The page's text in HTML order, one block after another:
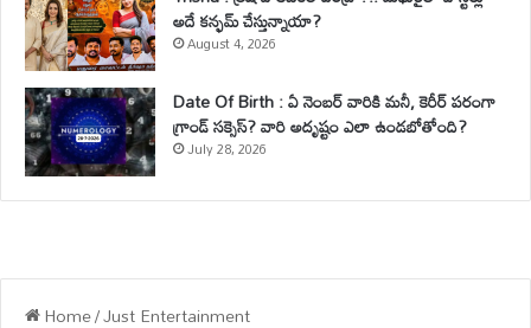
అదే కన్ఫమ్ చేస్తున్నాయా?
August 4, 2026
Date Of Birth : ఏ నెంబర్ వారికి మనీ, కెరీర్ పరంగా
గ్రాండ్ సక్సెస్? వారి అదృష్టం ఎలా ఉండబోతోంది?
July 28, 2026